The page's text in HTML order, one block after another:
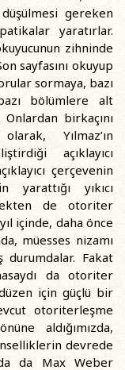
gereken
yaratırlar.
zihninde
sayfasını okuyup
sormaya, bazı
bölümlere alt
birkaçını
Yılmaz’ın
açıklayıcı
çerçevenin
yıkıcı
de otoriter
içinde, daha önce
müesses nizamı
Fakat
da otoriter
için güçlü bir
otoriterleşme
aldığımızda,
devrede
da Max Weber